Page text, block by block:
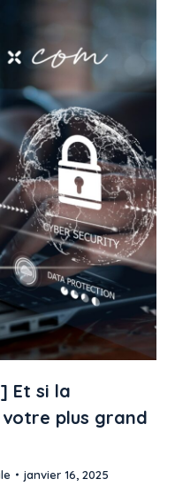
] Et si la
plus grand
janvier 16, 2025